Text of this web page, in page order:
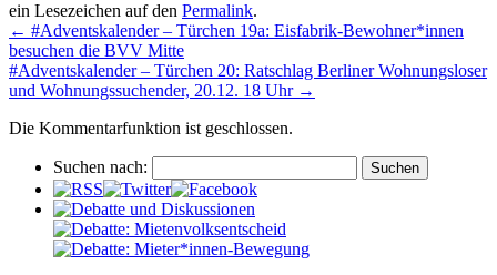
ein Lesezeichen auf den Permalink.
← #Adventskalender – Türchen 19a: Eisfabrik-Bewohner*innen
besuchen die BVV Mitte
#Adventskalender – Türchen 20: Ratschlag Berliner Wohnungsloser
und Wohnungssuchender, 20.12. 18 Uhr →
Die Kommentarfunktion ist geschlossen.
Suchen nach: